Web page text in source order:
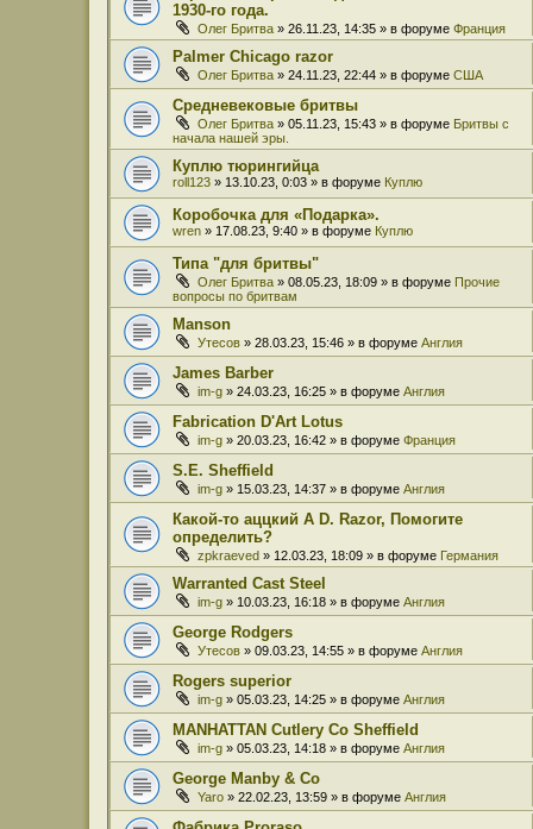
1930-го года.
Олег Бритва » 26.11.23, 14:35 » в форуме Франция
Palmer Chicago razor
Олег Бритва » 24.11.23, 22:44 » в форуме США
Средневековые бритвы
Олег Бритва » 05.11.23, 15:43 » в форуме Бритвы с
начала нашей эры.
Куплю тюрингийца
roll123 » 13.10.23, 0:03 » в форуме Куплю
Коробочка для «Подарка».
wren » 17.08.23, 9:40 » в форуме Куплю
Типа "для бритвы"
Олег Бритва » 08.05.23, 18:09 » в форуме Прочие
вопросы по бритвам
Manson
Утесов » 28.03.23, 15:46 » в форуме Англия
James Barber
im-g » 24.03.23, 16:25 » в форуме Англия
Fabrication D'Art Lotus
im-g » 20.03.23, 16:42 » в форуме Франция
S.E. Sheffield
im-g » 15.03.23, 14:37 » в форуме Англия
Какой-то аццкий A D. Razor, Помогите
определить?
zpkraeved » 12.03.23, 18:09 » в форуме Германия
Warranted Cast Steel
im-g » 10.03.23, 16:18 » в форуме Англия
George Rodgers
Утесов » 09.03.23, 14:55 » в форуме Англия
Rogers superior
im-g » 05.03.23, 14:25 » в форуме Англия
MANHATTAN Cutlery Co Sheffield
im-g » 05.03.23, 14:18 » в форуме Англия
George Manby & Co
Yaro » 22.02.23, 13:59 » в форуме Англия